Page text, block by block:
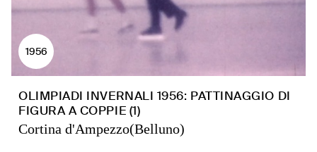
1956
OLIMPIADI INVERNALI 1956: PATTINAGGIO DI
FIGURA A COPPIE (1)
Cortina d'Ampezzo(Belluno)